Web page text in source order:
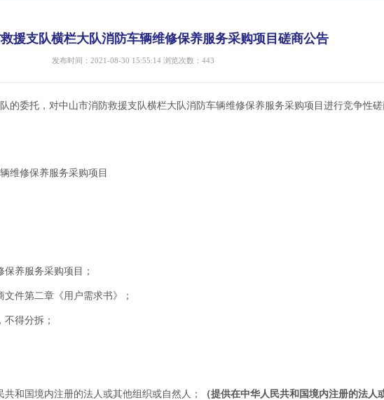
援支队横栏大队消防车辆维修保养服务采购项目磋商公告
发布时间：2021-08-30 15:55:14 浏览次数：443
的委托，对中山市消防救援支队横栏大队消防车辆维修保养服务采购项目进行竞争性
维修保养服务采购项目
养服务采购项目；
件第二章《用户需求书》；
得分拆；
和国境内注册的法人或其他组织或自然人； （提供在中华人民共和国境内注册的法人